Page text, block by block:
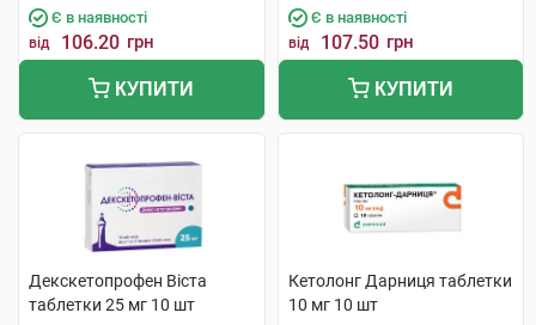
Є в наявності
від 106.20 грн
КУПИТИ
Є в наявності
від 107.50 грн
КУПИТИ
Декскетопрофен Віста
таблетки 25 мг 10 шт
Кетолонг Дарниця таблетки
10 мг 10 шт